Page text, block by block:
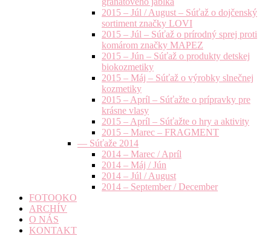
2015 – Júl / August – Súťaž o dojčenský
sortiment značky LOVI
2015 – Júl – Súťaž o prírodný sprej proti
komárom značky MAPEZ
2015 – Jún – Súťaž o produkty detskej
biokozmetiky
2015 – Máj – Súťaž o výrobky slnečnej
kozmetiky
2015 – Apríl – Súťažte o prípravky pre
krásne vlasy
2015 – Apríl – Súťažte o hry a aktivity
2015 – Marec – FRAGMENT
— Súťaže 2014
2014 – Marec / Apríl
2014 – Máj / Jún
2014 – Júl / August
2014 – September / December
FOTOOKO
ARCHÍV
O NÁS
KONTAKT